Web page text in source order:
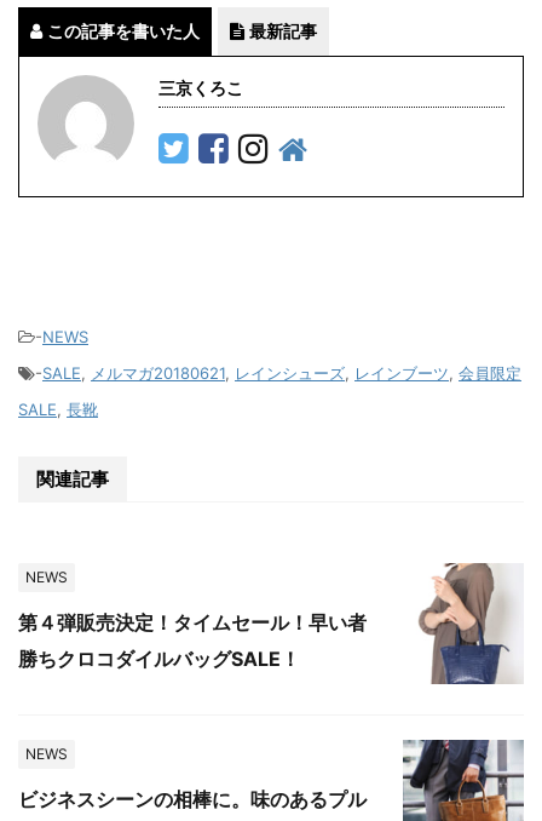
この記事を書いた人 最新記事
三京くろこ
-NEWS
-SALE, メルマガ20180621, レインシューズ, レインブーツ, 会員限定
SALE, 長靴
関連記事
NEWS
第４弾販売決定！タイムセール！早い者
勝ちクロコダイルバッグSALE！
NEWS
ビジネスシーンの相棒に。味のあるプル